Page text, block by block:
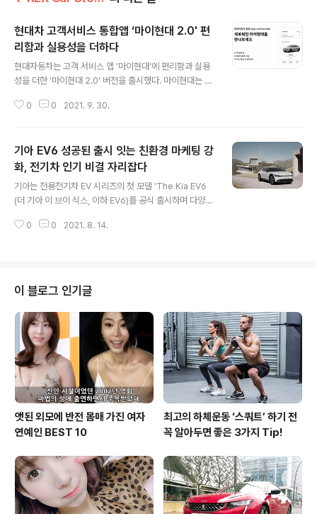
현대차 고객서비스 통합앱 ‘마이현대 2.0' 편
리함과 실용성을 더하다
현대자동차는 고객 서비스 앱 '마이현대'에 편리함과 실용
성을 더한 '마이현대 2.0' 버전을 출시했다. 마이현대는 지
등 현대차와 관련된 모든 서비스를 한곳에서 편리하게 제
서비스를 제공한다.개인화된 정보를 강화해 고객이 한눈에
본인의 차량 정보와 상태 확인이 가능하도록 홈 화면을 구
성했고, 앱 접속 시 홈 화면에서 본인이 소유한 차량과 차종
·색상이 동일한 이미지를 확인할 수 있다. 이와 함께 차량
계약 정보와 고장 정보, 관련 리콜 정보를 조회할 수 있고,
홈 화면에서 다양한 동영상 콘텐츠도 볼 수 있다. 정비 신청
0 0 2021. 9. 30.
기아 EV6 성공된 출시 잇는 친환경 마케팅 강
화, 전기차 인기 비결 자리잡다
기아는 전용전기차 EV 시리즈의 첫 모델 ‘The Kia EV6
(더 기아 이 브이 식스, 이하 EV6)를 공식 출시하며 다양한
날 기아 승용 및 SUV 모델을 통틀어 역대 최대 기록인 21,
site United)를 형상화한 내 외장 디자인 ▲국내 최초 3.
5초의 0-100km/h 가속시간(GT 모델 기준)으로 대표되
는 역동적인 주행성능 ▲지속가능성 의지를 담은 친환경
소재 ▲800V 초고속 충전이 가능한 멀티 충전 시스템 ▲
이동하는 에너지 저장장치(Energy Storage Sys..
0 0 2021. 8. 14.
이 블로그 인기글
앳된 외모에 반전 몸매 가진 여자
연예인 BEST 10
최고의 하체운동 ‘스쿼트’ 하기 전
꼭 알아두면 좋은 3가지 Tip!